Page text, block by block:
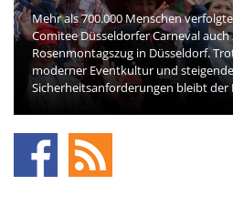
Mehr als 700.000 Menschen
Comitee Düsseldorfer Carneval
Rosenmontagszug in Düsseldorf.
moderner Eventkultur und
Sicherheitsanforderungen bleibt der